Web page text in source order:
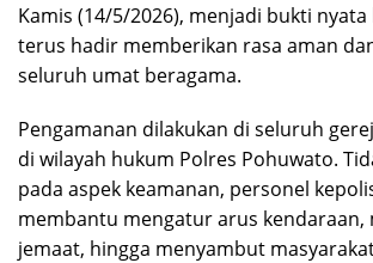
Kamis (14/5/2026), menjadi bukti
terus hadir memberikan rasa aman
seluruh umat beragama.
Pengamanan dilakukan di seluruh
di wilayah hukum Polres Pohuwato.
pada aspek keamanan, personel
membantu mengatur arus kendaraan,
jemaat, hingga menyambut